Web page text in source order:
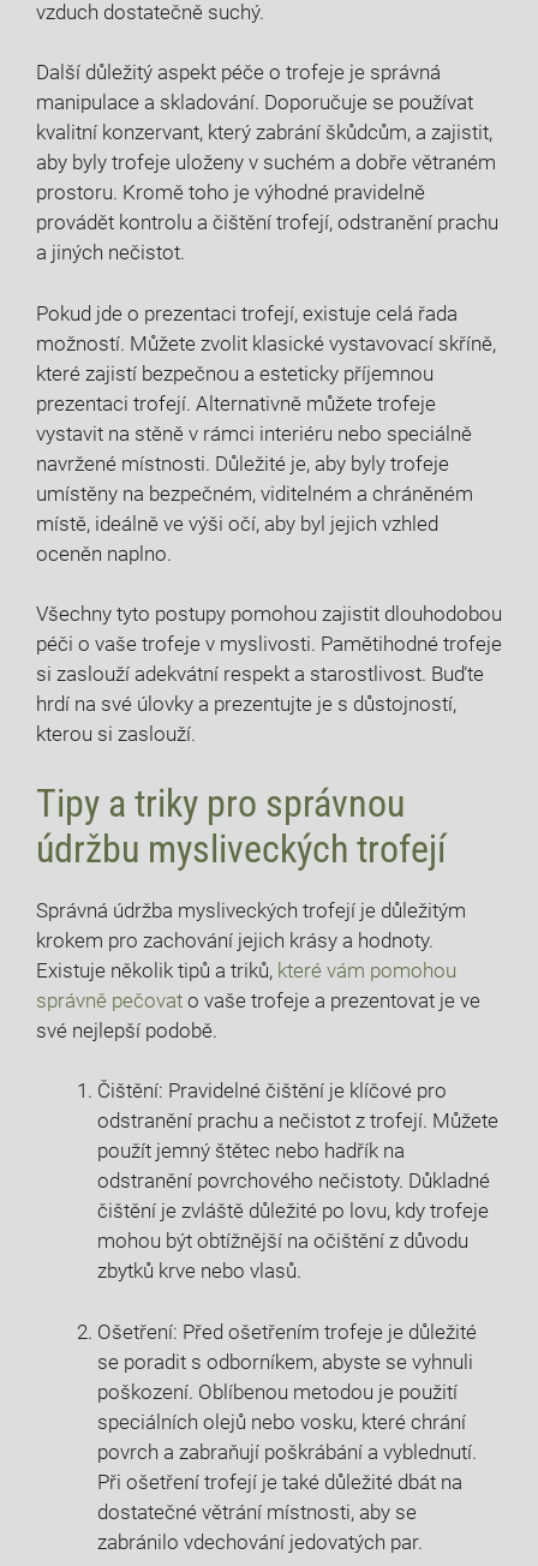
vzduch dostatečně suchý.
Další důležitý aspekt péče o trofeje je správná
manipulace a skladování. Doporučuje se používat
kvalitní konzervant, který zabrání škůdcům, a zajistit,
aby byly trofeje uloženy v suchém a dobře větraném
prostoru. Kromě toho je výhodné pravidelně
provádět kontrolu a čištění trofejí, odstranění prachu
a jiných nečistot.
Pokud jde o prezentaci trofejí, existuje celá řada
možností. Můžete zvolit klasické vystavovací skříně,
které zajistí bezpečnou a esteticky příjemnou
prezentaci trofejí. Alternativně můžete trofeje
vystavit na stěně v rámci interiéru nebo speciálně
navržené místnosti. Důležité je, aby byly trofeje
umístěny na bezpečném, viditelném a chráněném
místě, ideálně ve výši očí, aby byl jejich vzhled
oceněn naplno.
Všechny tyto postupy pomohou zajistit dlouhodobou
péči o vaše trofeje v myslivosti. Pamětihodné trofeje
si zaslouží adekvátní respekt a starostlivost. Buďte
hrdí na své úlovky a prezentujte je s důstojností,
kterou si zaslouží.
Tipy a triky pro správnou
údržbu mysliveckých trofejí
Správná údržba mysliveckých trofejí je důležitým
krokem pro zachování jejich krásy a hodnoty.
Existuje několik tipů a triků, které vám pomohou
správně pečovat o vaše trofeje a prezentovat je ve
své nejlepší podobě.
Čištění: Pravidelné čištění je klíčové pro
odstranění prachu a nečistot z trofejí. Můžete
použít jemný štětec nebo hadřík na
odstranění povrchového nečistoty. Důkladné
čištění je zvláště důležité po lovu, kdy trofeje
mohou být obtížnější na očištění z důvodu
zbytků krve nebo vlasů.
Ošetření: Před ošetřením trofeje je důležité
se poradit s odborníkem, abyste se vyhnuli
poškození. Oblíbenou metodou je použití
speciálních olejů nebo vosku, které chrání
povrch a zabraňují poškrábání a vyblednutí.
Při ošetření trofejí je také důležité dbát na
dostatečné větrání místnosti, aby se
zabránilo vdechování jedovatých par.